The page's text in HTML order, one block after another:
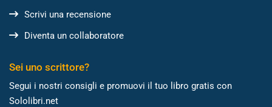
Scrivi una recensione
Diventa un collaboratore
Sei uno scrittore?
Segui i nostri consigli e promuovi il tuo libro gratis con
Sololibri.net